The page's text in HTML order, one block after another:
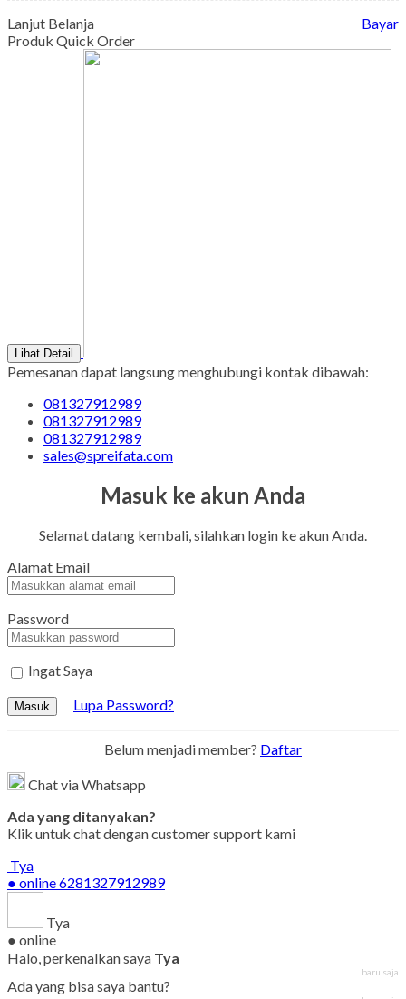
Lanjut Belanja
Bayar
Produk Quick Order
Lihat Detail
Pemesanan dapat langsung menghubungi kontak dibawah:
081327912989
081327912989
081327912989
sales@spreifata.com
Masuk ke akun Anda
Selamat datang kembali, silahkan login ke akun Anda.
Alamat Email
Password
Ingat Saya
Masuk Lupa Password?
Belum menjadi member? Daftar
Chat via Whatsapp
Ada yang ditanyakan?
Klik untuk chat dengan customer support kami
Tya
● online6281327912989
Tya
● online
Halo, perkenalkan saya Tya
baru saja
Ada yang bisa saya bantu?